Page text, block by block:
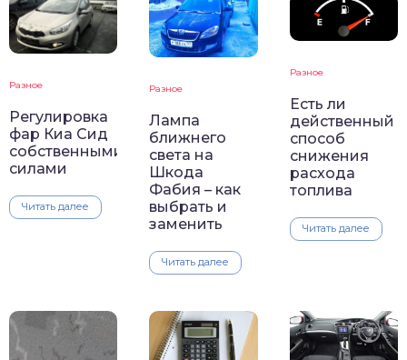
Разное
Регулировка
фар Киа Сид
собственными
силами
Читать далее
Разное
Лампа
ближнего
света на
Шкода
Фабия – как
выбрать и
заменить
Читать далее
Разное
Есть ли
действенный
способ
снижения
расхода
топлива
Читать далее